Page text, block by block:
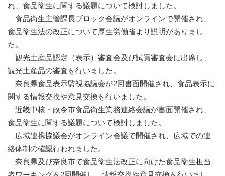
れ、食品衛生に関する議題について検討しました。
食品衛生主管課長ブロック会議がオンラインで開催され、
食品衛生法の改正について厚生労働省より説明がありまし
た。
観光土産品認定（表示）審査会及び試買審査会に出席し、
観光土産品の審査を行いました。
奈良県食品表示監視協議会が2回書面開催され、食品表示に
関する情報交換や意見交換を行いました。
近畿中核・政令市食品衛生業務連絡会議が書面開催され、
食品衛生に関する議題について検討しました。
広域連携協議会がオンライン会議で開催され、広域での連
絡体制の確認行われました。
奈良県及び奈良市で食品衛生法改正に向けた食品衛生担当